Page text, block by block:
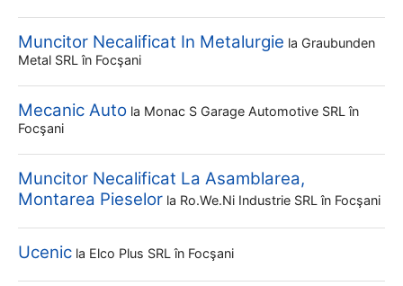
Muncitor Necalificat In Metalurgie la Graubunden
Metal SRL în Focşani
Mecanic Auto la Monac S Garage Automotive SRL în
Focşani
Muncitor Necalificat La Asamblarea,
Montarea Pieselor la Ro.we.ni Industrie SRL în Focşani
Ucenic la Elco Plus SRL în Focşani